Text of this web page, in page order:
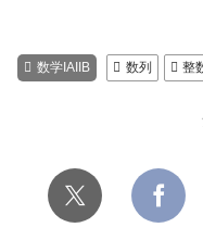
数学IAIIB 数列 整